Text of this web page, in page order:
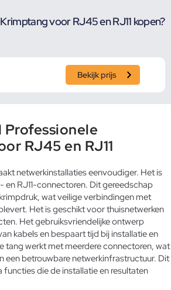
voor RJ45 en RJ11 kopen?
Bekijk prijs
Professionele
RJ45 en RJ11
netwerkinstallaties eenvoudiger. Het is
RJ11-connectoren. Dit gereedschap
wat veilige verbindingen met
Het is geschikt voor thuisnetwerken
Het gebruiksvriendelijke ontwerp
kabels en bespaart tijd bij installatie en
tang werkt met meerdere connectoren, wat
een betrouwbare netwerkinfrastructuur. Dit
die de installatie en resultaten